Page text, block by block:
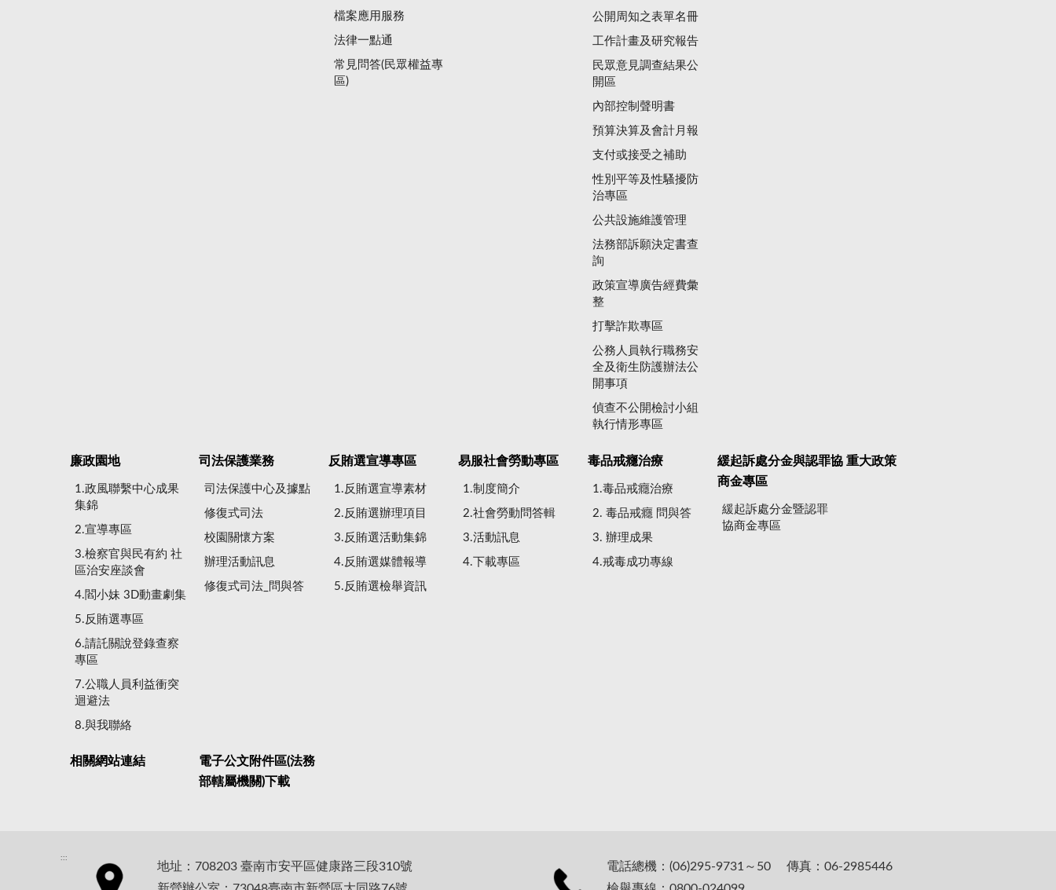
檔案應用服務
法律一點通
常見問答(民眾權益專
區)
公開周知之表單名冊
工作計畫及研究報告
民眾意見調查結果公
開區
內部控制聲明書
預算決算及會計月報
支付或接受之補助
性別平等及性騷擾防
治專區
公共設施維護管理
法務部訴願決定書查
詢
政策宣導廣告經費彙
整
打擊詐欺專區
公務人員執行職務安
全及衛生防護辦法公
開事項
偵查不公開檢討小組
執行情形專區
廉政園地
1.政風聯繫中心成果
集錦
2.宣導專區
3.檢察官與民有約 社
區治安座談會
4.閻小妹 3D動畫劇集
5.反賄選專區
6.請託關說登錄查察
專區
7.公職人員利益衝突
迴避法
8.與我聯絡
司法保護業務
司法保護中心及據點
修復式司法
校園關懷方案
辦理活動訊息
修復式司法_問與答
反賄選宣導專區
1.反賄選宣導素材
2.反賄選辦理項目
3.反賄選活動集錦
4.反賄選媒體報導
5.反賄選檢舉資訊
易服社會勞動專區
1.制度簡介
2.社會勞動問答輯
3.活動訊息
4.下載專區
毒品戒癮治療
1.毒品戒癮治療
2. 毒品戒癮 問與答
3. 辦理成果
4.戒毒成功專線
緩起訴處分金與認罪協
商金專區
緩起訴處分金暨認罪
協商金專區
重大政策
相關網站連結
電子公文附件區(法務
部轄屬機關)下載
:::
地址：708203 臺南市安平區健康路三段310號
電話總機：(06)295-9731～50 傳真：06-2985446